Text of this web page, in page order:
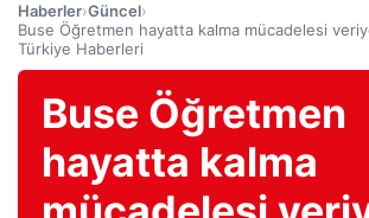
Haberler›Güncel›
Buse Öğretmen hayatta kalma mücadelesi
Türkiye Haberleri
Buse Öğretmen
hayatta kalma